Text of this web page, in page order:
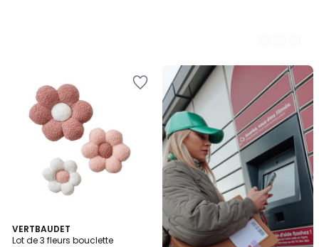
VERTBAUDET
Lot de 3 fleurs bouclette
Nouveau
Livraison
en
Locker
Mondial
Relay